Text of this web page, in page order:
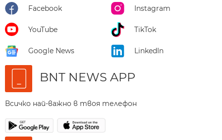
Facebook Instagram
YouTube TikTok
Google News LinkedIn
BNT NEWS APP
Всичко най-важно в твоя телефон